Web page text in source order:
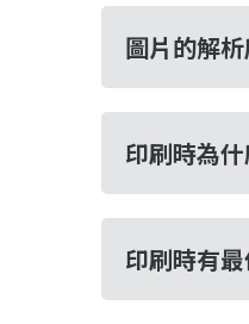
圖片的解
印刷時為
印刷時有